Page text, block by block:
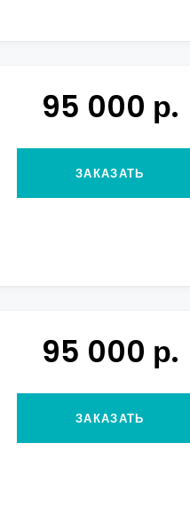
95 000 р.
ЗАКАЗАТЬ
95 000 р.
ЗАКАЗАТЬ